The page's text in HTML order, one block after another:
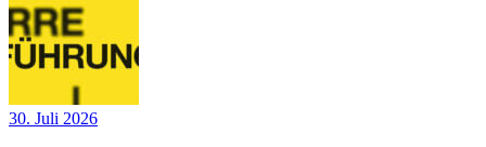
30. Juli 2026